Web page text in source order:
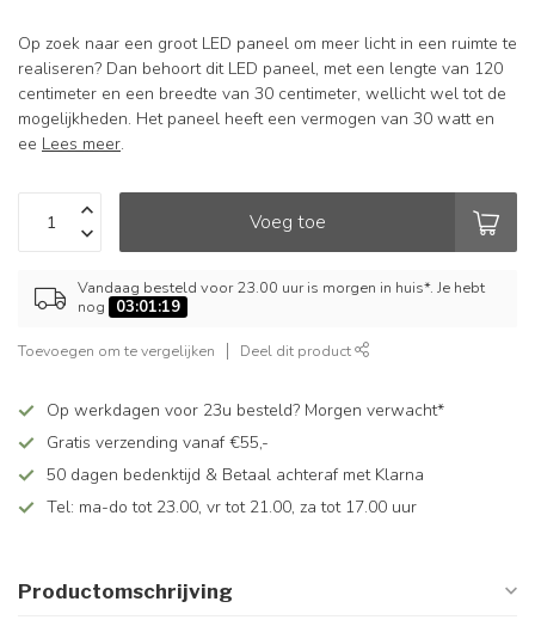
Op zoek naar een groot LED paneel om meer licht in een ruimte te
realiseren? Dan behoort dit LED paneel, met een lengte van 120
centimeter en een breedte van 30 centimeter, wellicht wel tot de
mogelijkheden. Het paneel heeft een vermogen van 30 watt en
ee Lees meer.
Voeg toe
Vandaag besteld voor 23.00 uur is morgen in huis*. Je hebt
nog
03:01:18
Toevoegen om te vergelijken Deel dit product
Op werkdagen voor 23u besteld? Morgen verwacht*
Gratis verzending vanaf €55,-
50 dagen bedenktijd & Betaal achteraf met Klarna
Tel: ma-do tot 23.00, vr tot 21.00, za tot 17.00 uur
Productomschrijving